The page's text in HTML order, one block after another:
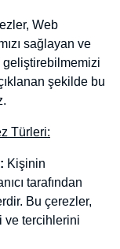
Sitesi'nin
etkileşime
Aşağıda
bilgisayarında
kadar varlığını
site
kullanıcının
veri
kapattığında
üçüncü